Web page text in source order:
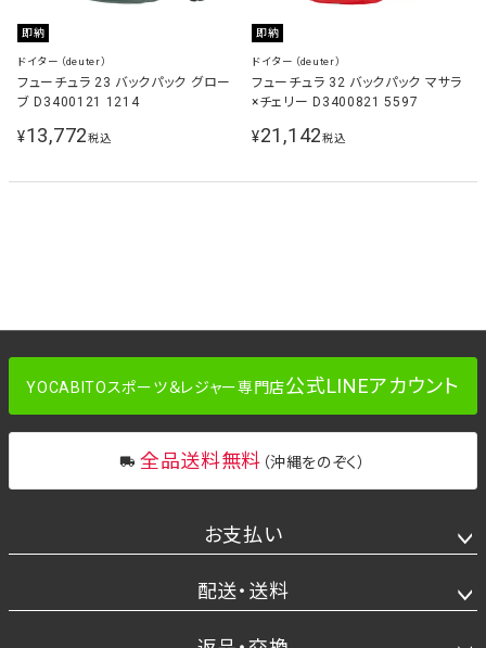
即納
ドイター（deuter）
フューチュラ 23 バックパック グロー
ブ D3400121 1214
¥13,772税込
即納
ドイター（deuter）
フューチュラ 32 バックパック マサラ
×チェリー D3400821 5597
¥21,142税込
YOCABITOスポーツ＆レジャー専門店公式LINEアカウント
全品送料無料 （沖縄をのぞく）
お支払い
配送・送料